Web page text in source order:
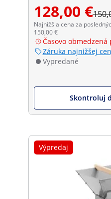
128,00 €
Najnižšia cena za
150,00 €
Časovo obmedzená
Záruka najnižšej
Vypredané
Skontroluj
Výpredaj